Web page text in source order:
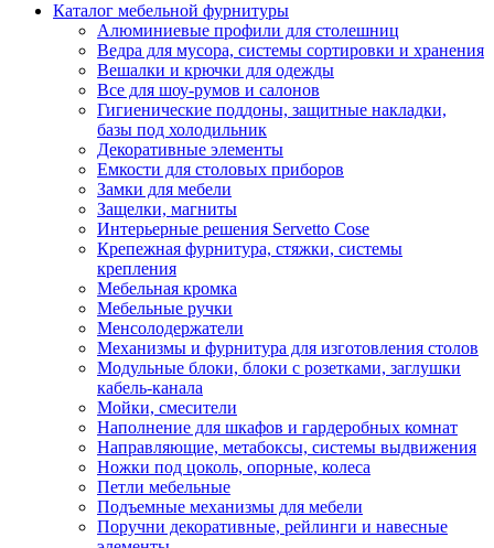
Каталог мебельной фурнитуры
Алюминиевые профили для столешниц
Ведра для мусора, системы сортировки и хранения
Вешалки и крючки для одежды
Все для шоу-румов и салонов
Гигиенические поддоны, защитные накладки,
базы под холодильник
Декоративные элементы
Емкости для столовых приборов
Замки для мебели
Защелки, магниты
Интерьерные решения Servetto Cose
Крепежная фурнитура, стяжки, системы
крепления
Мебельная кромка
Мебельные ручки
Менсолодержатели
Механизмы и фурнитура для изготовления столов
Модульные блоки, блоки с розетками, заглушки
кабель-канала
Мойки, смесители
Наполнение для шкафов и гардеробных комнат
Направляющие, метабоксы, системы выдвижения
Ножки под цоколь, опорные, колеса
Петли мебельные
Подъемные механизмы для мебели
Поручни декоративные, рейлинги и навесные